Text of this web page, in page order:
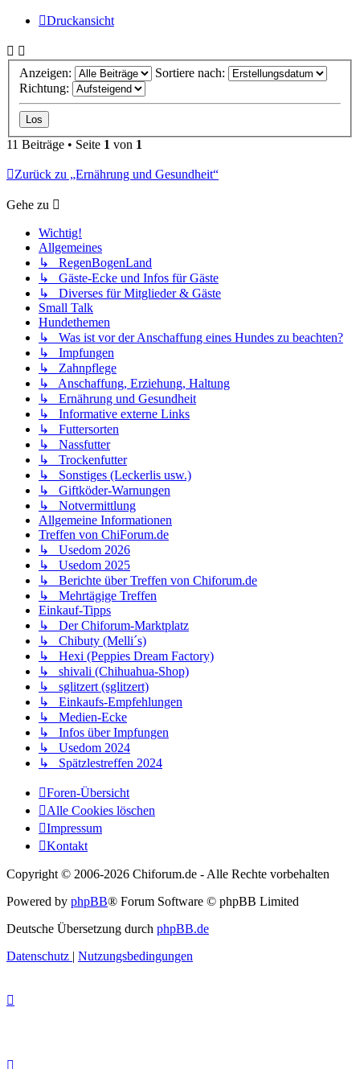
Druckansicht
Anzeigen:
Sortiere nach:
Richtung:
11 Beiträge • Seite 1 von 1
Zurück zu „Ernährung und Gesundheit“
Gehe zu
Wichtig!
Allgemeines
↳ RegenBogenLand
↳ Gäste-Ecke und Infos für Gäste
↳ Diverses für Mitglieder & Gäste
Small Talk
Hundethemen
↳ Was ist vor der Anschaffung eines Hundes zu beachten?
↳ Impfungen
↳ Zahnpflege
↳ Anschaffung, Erziehung, Haltung
↳ Ernährung und Gesundheit
↳ Informative externe Links
↳ Futtersorten
↳ Nassfutter
↳ Trockenfutter
↳ Sonstiges (Leckerlis usw.)
↳ Giftköder-Warnungen
↳ Notvermittlung
Allgemeine Informationen
Treffen von ChiForum.de
↳ Usedom 2026
↳ Usedom 2025
↳ Berichte über Treffen von Chiforum.de
↳ Mehrtägige Treffen
Einkauf-Tipps
↳ Der Chiforum-Marktplatz
↳ Chibuty (Melli´s)
↳ Hexi (Peppies Dream Factory)
↳ shivali (Chihuahua-Shop)
↳ sglitzert (sglitzert)
↳ Einkaufs-Empfehlungen
↳ Medien-Ecke
↳ Infos über Impfungen
↳ Usedom 2024
↳ Spätzlestreffen 2024
Foren-Übersicht
Alle Cookies löschen
Impressum
Kontakt
Copyright © 2006-2026 Chiforum.de - Alle Rechte vorbehalten
Powered by phpBB® Forum Software © phpBB Limited
Deutsche Übersetzung durch phpBB.de
Datenschutz | Nutzungsbedingungen